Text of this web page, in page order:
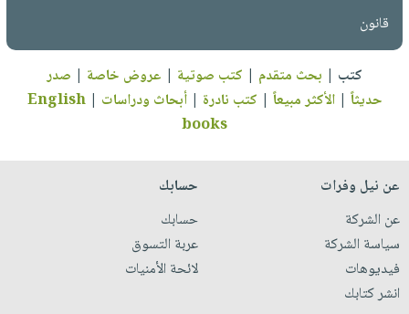
قانون
كتب | بحث متقدم | كتب صوتية | عروض خاصة | صدر
حديثاً |الأكثر مبيعاً | كتب نادرة |أبحاث ودراسات |
English
books
عن نيل وفرات
عن الشركة
سياسة الشركة
فيديوهات
انشر كتابك
حسابك
حسابك
عربة التسوق
لائحة الأمنيات